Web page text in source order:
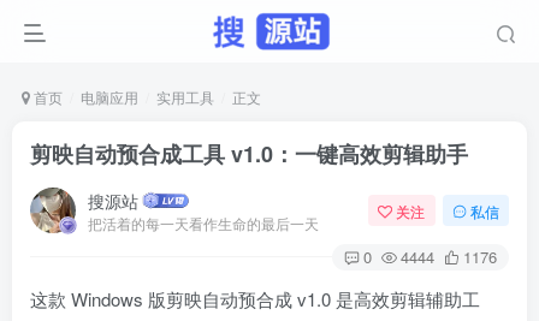
首页 电脑应用 实用工具 正文
剪映自动预合成工具 v1.0：一键高效剪辑助手
搜源站
把活着的每一天看作生命的最后一天
关注 私信
0 4444 1176
这款 Windows 版剪映自动预合成 v1.0 是高效剪辑辅助工